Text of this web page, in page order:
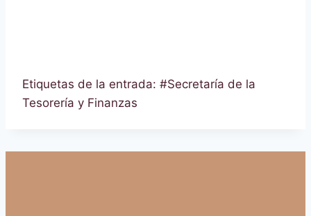
Etiquetas de la entrada: #Secretaría de la
Tesorería y Finanzas